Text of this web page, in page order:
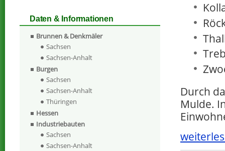
Durch
Mulde.
Daten & Informationen
Brunnen & Denkmäler
Sachsen
Sachsen-Anhalt
Burgen
Sachsen
Sachsen-Anhalt
Thüringen
Hessen
Industriebauten
Sachsen
Sachsen-Anhalt